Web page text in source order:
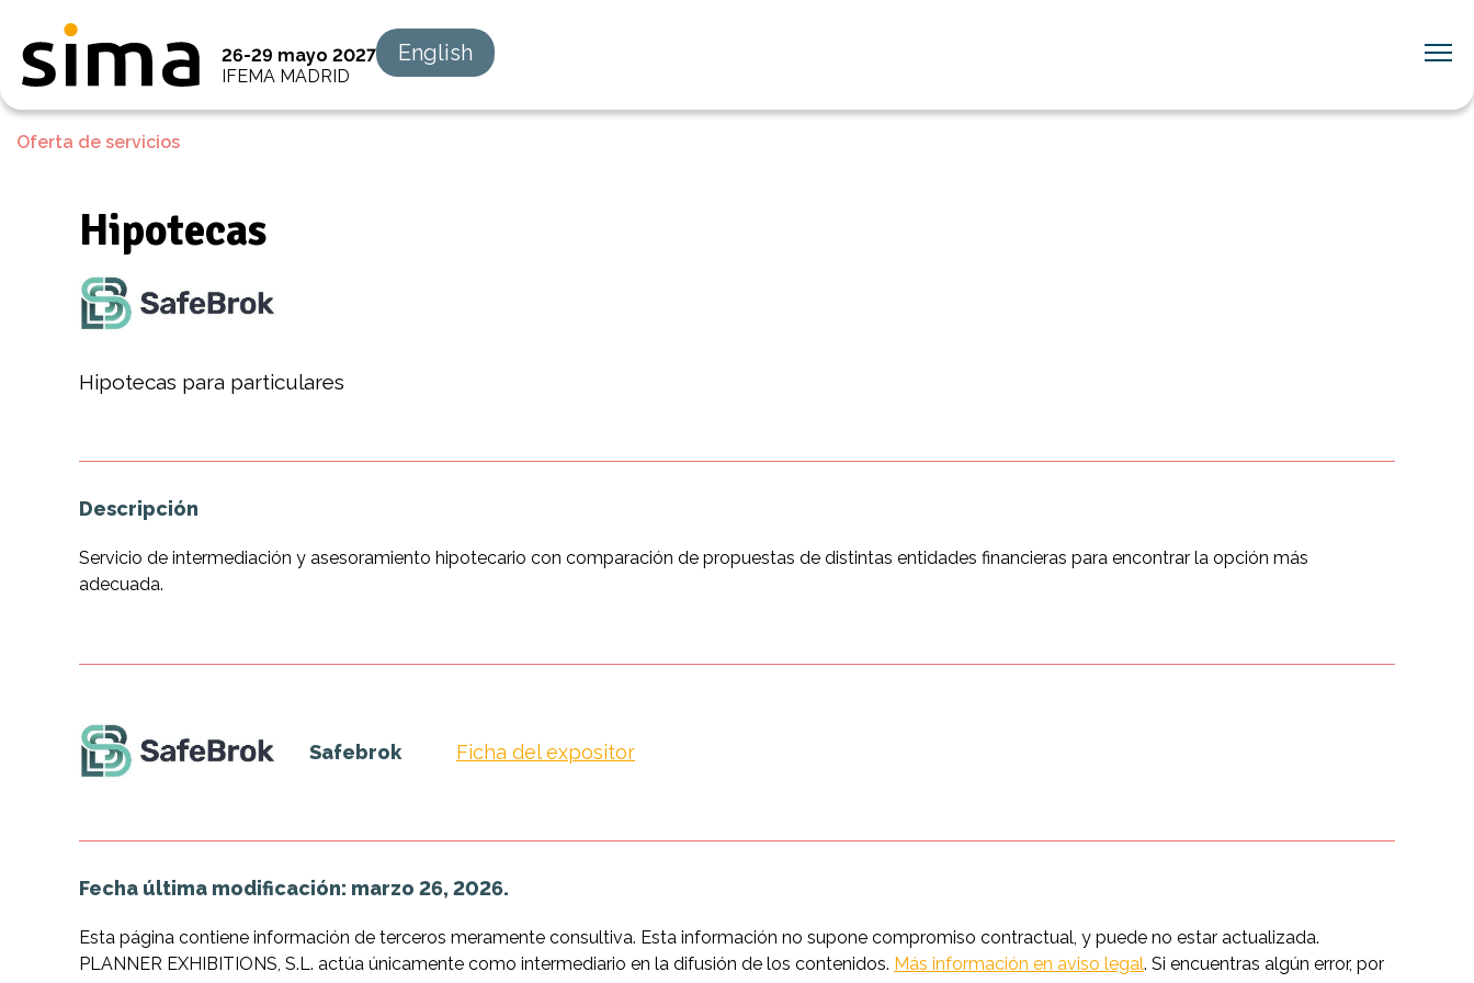
26-29 mayo 2027
IFEMA MADRID
English
Oferta de servicios
Hipotecas
Hipotecas para particulares
Descripción
Servicio de intermediación y asesoramiento hipotecario con comparación de propuestas de distintas entidades financieras para encontrar la opción más
adecuada.
Safebrok Ficha del expositor
Fecha última modificación: marzo 26, 2026.
Esta página contiene información de terceros meramente consultiva. Esta información no supone compromiso contractual, y puede no estar actualizada.
PLANNER EXHIBITIONS, S.L. actúa únicamente como intermediario en la difusión de los contenidos. Más información en aviso legal. Si encuentras algún error, por